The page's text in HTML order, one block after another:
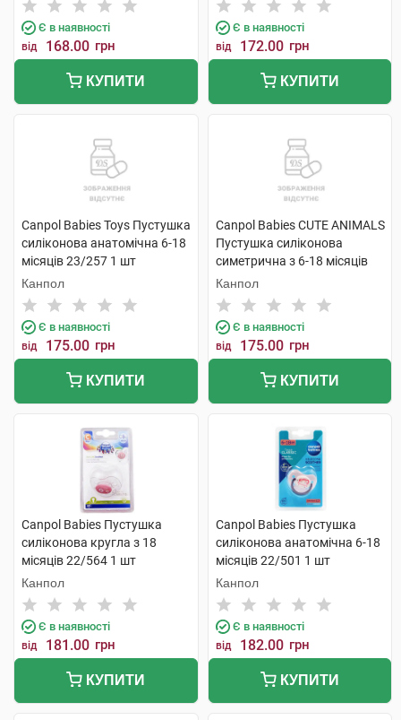
Є в наявності
від 168.00 грн
КУПИТИ
Є в наявності
від 172.00 грн
КУПИТИ
Canpol Babies Toys Пустушка
силіконова анатомічна 6-18
місяців 23/257 1 шт
Канпол
Є в наявності
від 175.00 грн
КУПИТИ
Canpol Babies CUTE ANIMALS
Пустушка силіконова
симетрична з 6-18 місяців
блакитна 1 шт
Канпол
Є в наявності
від 175.00 грн
КУПИТИ
Canpol Babies Пустушка
силіконова кругла з 18
місяців 22/564 1 шт
Канпол
Є в наявності
від 181.00 грн
КУПИТИ
Canpol Babies Пустушка
силіконова анатомічна 6-18
місяців 22/501 1 шт
Канпол
Є в наявності
від 182.00 грн
КУПИТИ